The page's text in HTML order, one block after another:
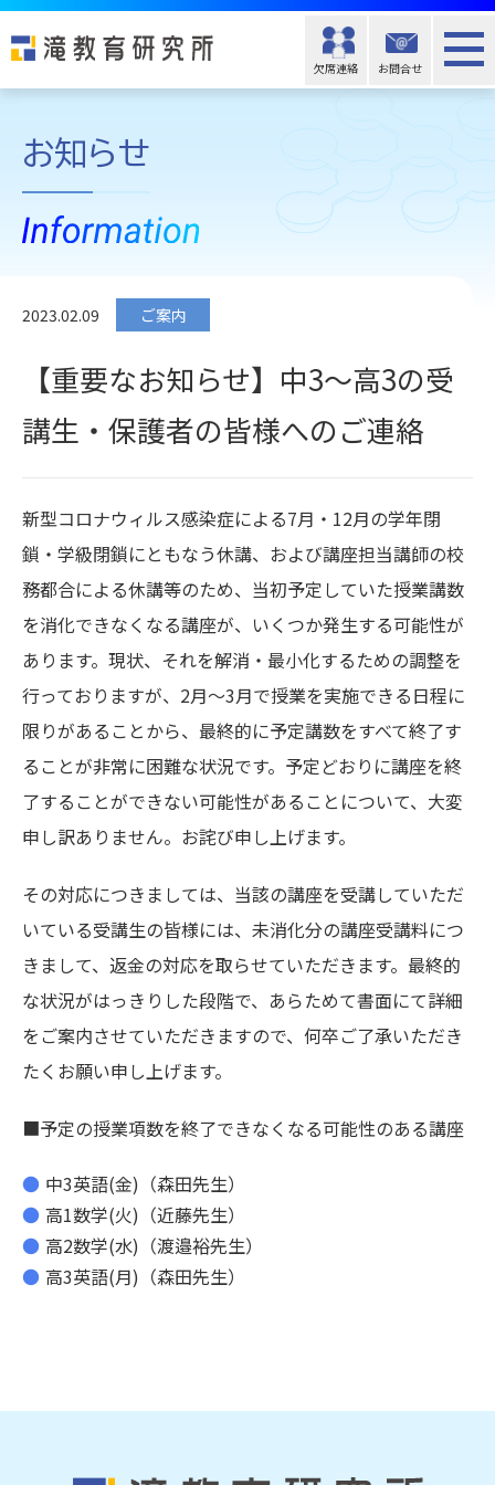
欠席連絡 お問合せ
お知らせ
2023.02.09 ご案内
【重要なお知らせ】中3～高3の受
講生・保護者の皆様へのご連絡
新型コロナウィルス感染症による7月・12月の学年閉
鎖・学級閉鎖にともなう休講、および講座担当講師の校
務都合による休講等のため、当初予定していた授業講数
を消化できなくなる講座が、いくつか発生する可能性が
あります。現状、それを解消・最小化するための調整を
行っておりますが、2月～3月で授業を実施できる日程に
限りがあることから、最終的に予定講数をすべて終了す
ることが非常に困難な状況です。予定どおりに講座を終
了することができない可能性があることについて、大変
申し訳ありません。お詫び申し上げます。
その対応につきましては、当該の講座を受講していただ
いている受講生の皆様には、未消化分の講座受講料につ
きまして、返金の対応を取らせていただきます。最終的
な状況がはっきりした段階で、あらためて書面にて詳細
をご案内させていただきますので、何卒ご了承いただき
たくお願い申し上げます。
■予定の授業項数を終了できなくなる可能性のある講座
● 中3英語(金)（森田先生）
● 高1数学(火)（近藤先生）
● 高2数学(水)（渡邉裕先生）
● 高3英語(月)（森田先生）